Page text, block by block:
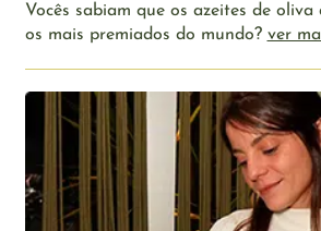
Vocês sabiam que os azeites de oliva
os mais premiados do mundo? ver